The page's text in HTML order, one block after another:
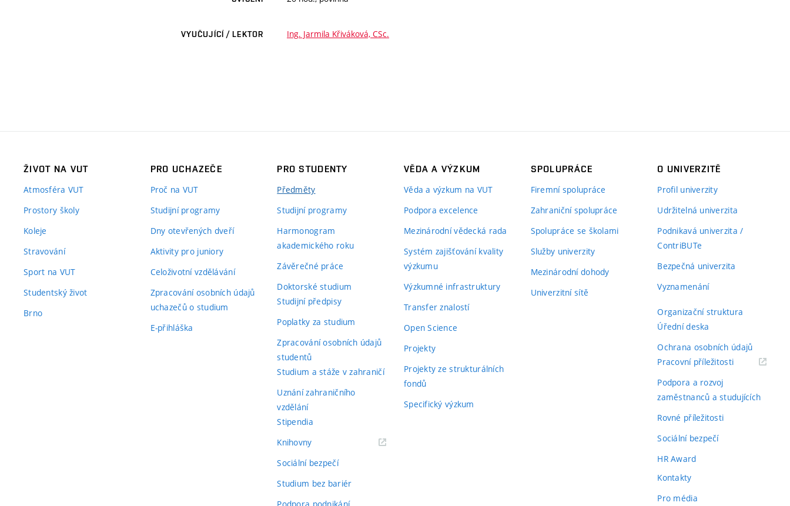
VYUČUJÍCÍ / LEKTOR Ing. Jarmila Křiváková, CSc.
ŽIVOT NA VUT
Atmosféra VUT
Prostory školy
Koleje
Stravování
Sport na VUT
Studentský život
Brno
PRO UCHAZEČE
Proč na VUT
Studijní programy
Dny otevřených dveří
Aktivity pro juniory
Celoživotní vzdělávání
Zpracování osobních údajů
uchazečů o studium
E-přihláška
PRO STUDENTY
Předměty
Studijní programy
Harmonogram
akademického roku
Závěrečné práce
Doktorské studium
Studijní předpisy
Poplatky za studium
Zpracování osobních údajů
studentů
Studium a stáže v zahraničí
Uznání zahraničního
vzdělání
Stipendia
Knihovny(externí
Sociální bezpečí
Studium bez bariér
VĚDA A VÝZKUM
Věda a výzkum na VUT
Podpora excelence
Mezinárodní vědecká rada
Systém zajišťování kvality
výzkumu
Výzkumné infrastruktury
Transfer znalostí
Open Science
Projekty
Projekty ze strukturálních
fondů
Specifický výzkum
SPOLUPRÁCE
Firemní spolupráce
Zahraniční spolupráce
Spolupráce se školami
Služby univerzity
Mezinárodní dohody
Univerzitní sítě
O UNIVERZITĚ
Profil univerzity
Udržitelná univerzita
Podnikavá univerzita /
ContriBUTe
Bezpečná univerzita
Vyznamenání
Organizační struktura
Úřední deska
Ochrana osobních údajů
Pracovní příležitosti(externí
Podpora a rozvoj
zaměstnanců a studujících
Rovné příležitosti
Sociální bezpečí
HR Award
Kontakty
Pro média